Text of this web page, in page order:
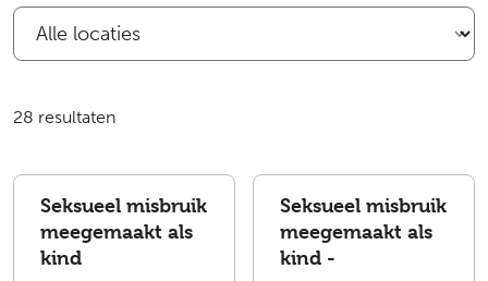
28 resultaten
Seksueel misbruik
meegemaakt als
kind
Seksueel misbruik
meegemaakt als
kind -